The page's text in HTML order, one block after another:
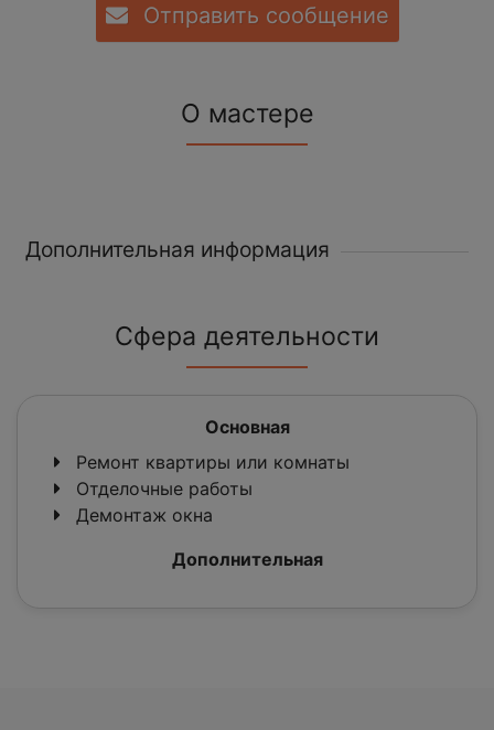
Отправить сообщение
О мастере
Дополнительная информация
Сфера деятельности
Основная
Ремонт квартиры или комнаты
Отделочные работы
Демонтаж окна
Дополнительная